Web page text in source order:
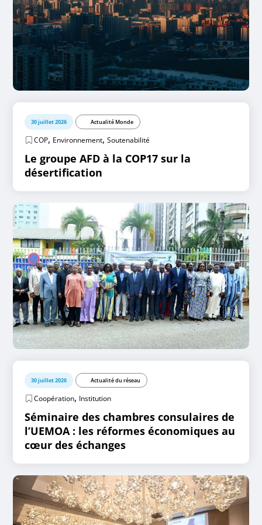
30 juillet 2026 Actualité Monde
COP, Environnement,Soutenabilité
Le groupe AFD à la COP17 sur la
désertification
30 juillet 2026 Actualité du réseau
Coopération, Institution
Séminaire des chambres consulaires de
l’UEMOA : les réformes économiques au
cœur des échanges